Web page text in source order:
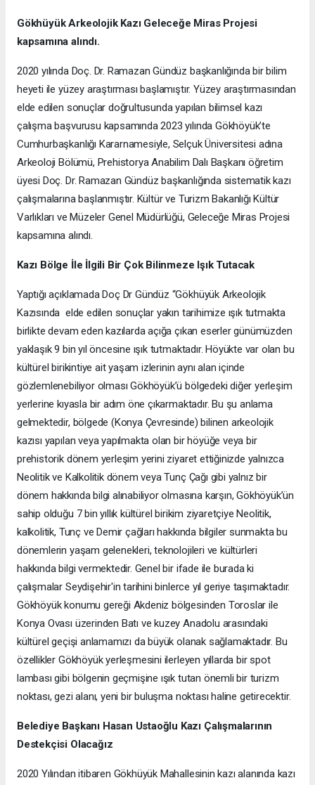
Gökhüyük Arkeolojik Kazı Geleceğe Miras Projesi
kapsamına alındı.
2020 yılında Doç. Dr. Ramazan Gündüz başkanlığında bir bilim
heyeti ile yüzey araştırması başlamıştır. Yüzey araştırmasından
elde edilen sonuçlar doğrultusunda yapılan bilimsel kazı
çalışma başvurusu kapsamında 2023 yılında Gökhöyük’te
Cumhurbaşkanlığı Kararnamesiyle, Selçuk Üniversitesi adına
Arkeoloji Bölümü, Prehistorya Anabilim Dalı Başkanı öğretim
üyesi Doç. Dr. Ramazan Gündüz başkanlığında sistematik kazı
çalışmalarına başlanmıştır. Kültür ve Turizm Bakanlığı Kültür
Varlıkları ve Müzeler Genel Müdürlüğü, Geleceğe Miras Projesi
kapsamına alındı.
Kazı Bölge İle İlgili Bir Çok Bilinmeze Işık Tutacak
Yaptığı açıklamada Doç Dr Gündüz “Gökhüyük Arkeolojik
Kazısında elde edilen sonuçlar yakın tarihimize ışık tutmakta
birlikte devam eden kazılarda açığa çıkan eserler günümüzden
yaklaşık 9 bin yıl öncesine ışık tutmaktadır. Höyükte var olan bu
kültürel birikintiye ait yaşam izlerinin aynı alan içinde
gözlemlenebiliyor olması Gökhöyük’ü bölgedeki diğer yerleşim
yerlerine kıyasla bir adım öne çıkarmaktadır. Bu şu anlama
gelmektedir, bölgede (Konya Çevresinde) bilinen arkeolojik
kazısı yapılan veya yapılmakta olan bir höyüğe veya bir
prehistorik dönem yerleşim yerini ziyaret ettiğinizde yalnızca
Neolitik ve Kalkolitik dönem veya Tunç Çağı gibi yalnız bir
dönem hakkında bilgi alınabiliyor olmasına karşın, Gökhöyük’ün
sahip olduğu 7 bin yıllık kültürel birikim ziyaretçiye Neolitik,
kalkolitik, Tunç ve Demir çağları hakkında bilgiler sunmakta bu
dönemlerin yaşam gelenekleri, teknolojileri ve kültürleri
hakkında bilgi vermektedir. Genel bir ifade ile burada ki
çalışmalar Seydişehir'in tarihini binlerce yıl geriye taşımaktadır.
Gökhöyük konumu gereği Akdeniz bölgesinden Toroslar ile
Konya Ovası üzerinden Batı ve kuzey Anadolu arasındaki
kültürel geçişi anlamamızı da büyük olanak sağlamaktadır. Bu
özellikler Gökhöyük yerleşmesini ilerleyen yıllarda bir spot
lambası gibi bölgenin geçmişine ışık tutan önemli bir turizm
noktası, gezi alanı, yeni bir buluşma noktası haline getirecektir.
Belediye Başkanı Hasan Ustaoğlu Kazı Çalışmalarının
Destekçisi Olacağız
2020 Yılından itibaren Gökhüyük Mahallesinin kazı alanında kazı